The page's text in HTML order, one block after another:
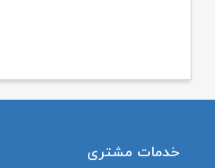
خدمات مشتری